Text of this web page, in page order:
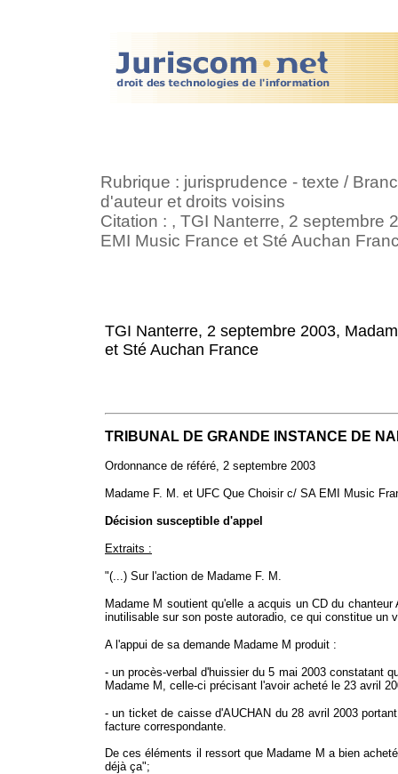
Rubrique : jurisprudence - texte /
d'auteur et droits voisins
Citation : , TGI Nanterre, 2 septembre
EMI Music France et Sté Auchan
TGI Nanterre, 2 septembre 2003,
et Sté Auchan France
TRIBUNAL DE GRANDE INSTANCE DE
Ordonnance de référé, 2 septembre 2003
Madame F. M. et UFC Que Choisir c/ SA EMI Music
Décision susceptible d'appel
Extraits :
"(...) Sur l'action de Madame F. M.
Madame M soutient qu'elle a acquis un CD du
inutilisable sur son poste autoradio, ce qui constitue un
A l'appui de sa demande Madame M produit :
- un procès-verbal d'huissier du 5 mai 2003 constatant
Madame M, celle-ci précisant l'avoir acheté le 23 avril
- un ticket de caisse d'AUCHAN du 28 avril 2003
facture correspondante.
De ces éléments il ressort que Madame M a bien
déjà ça";